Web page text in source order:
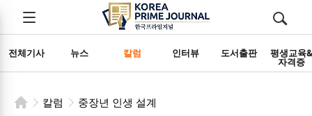
전체기사 뉴스 칼럼 인터뷰 도서출판
평생교육
자격증
전체메뉴 검색
열기/
칼럼 중장년 인생 설계